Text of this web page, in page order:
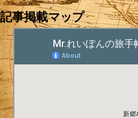
記事掲載マップ